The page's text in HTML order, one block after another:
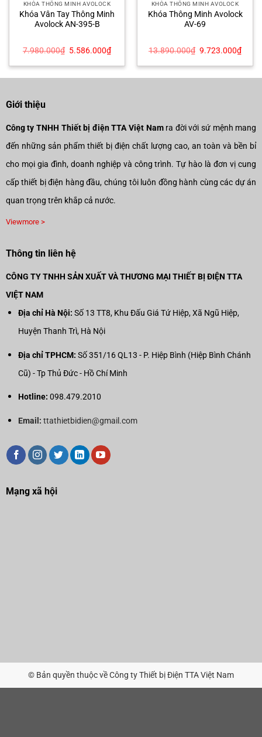
KHÓA THÔNG MINH AVOLOCK
Khóa Vân Tay Thông Minh
Avolock AN-395-B
7.980.000₫ Giá
là:
5.586.000₫Giá
hiện
tại
5.586.000₫.
KHÓA THÔNG MINH AVOLOCK
Khóa Thông Minh Avolock
AV-69
13.890.000₫ Giá
là:
9.723.000₫Giá
hiện
tại
Giới thiệu
Công ty TNHH Thiết bị điện TTA Việt Namra đời với sứ mệnh mang
đến những sản phẩm thiết bị điện chất lượng cao, an toàn và bền bỉ
cho mọi gia đình, doanh nghiệp và công trình. Tự hào là đơn vị cung
cấp thiết bị điện hàng đầu, chúng tôi luôn đồng hành cùng các dự án
quan trọng trên khắp cả nước.
Viewmore >
Thông tin liên hệ
CÔNG TY TNHH SẢN XUẤT VÀ THƯƠNG MẠI THIẾT BỊ ĐIỆN TTA
VIỆT NAM
Địa chỉ Hà Nội: Số 13 TT8, Khu Đấu Giá Tứ Hiệp, Xã Ngũ Hiệp,
Huyện Thanh Trì, Hà Nội
Địa chỉ TPHCM: Số 351/16 QL13 - P. Hiệp Bình (Hiệp Bình Chánh
Cũ) - Tp Thủ Đức - Hồ Chí Minh
Hotline: 098.479.2010
Email: ttathietbidien@gmail.com
Mạng xã hội
© Bản quyền thuộc về Công ty Thiết bị Điện TTA Việt Nam